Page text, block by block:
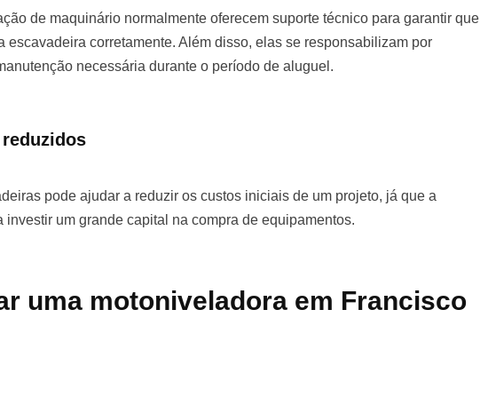
de maquinário normalmente oferecem suporte técnico para garantir que
escavadeira corretamente. Além disso, elas se responsabilizam por
necessária durante o período de aluguel.
pode ajudar a reduzir os custos iniciais de um projeto, já que a
investir um grande capital na compra de equipamentos.
uma motoniveladora em Francisco